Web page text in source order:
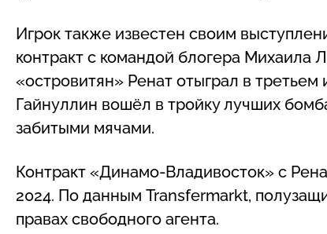
Игрок также известен своим
контракт с командой блогера Михаила
«островитян» Ренат отыграл в
Гайнуллин вошёл в тройку лучших
забитыми мячами.
Контракт «Динамо-Владивосток» с
2024. По данным Transfermarkt,
правах свободного агента.